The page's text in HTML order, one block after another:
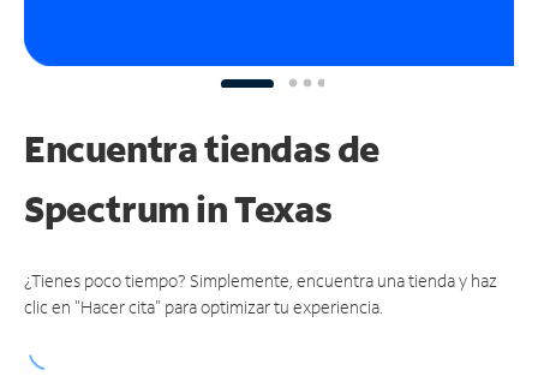
Encuentra tiendas de
Spectrumin Texas
¿Tienes poco tiempo? Simplemente, encuentra una tienda y haz
clic en "Hacer cita" para optimizar tu experiencia.